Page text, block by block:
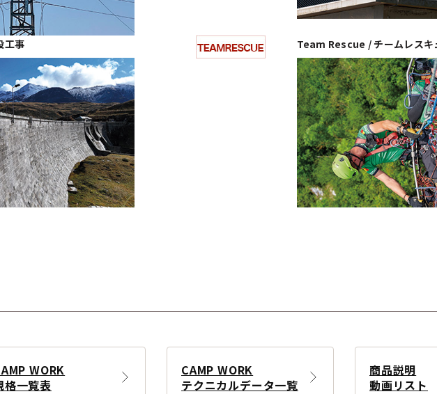
事 Team Rescue / チームレスキ
WORK
格一覧表
CAMP WORK
テクニカルデータ一覧
商品説明
動画リスト